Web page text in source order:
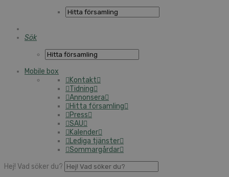
Sök
Mobile box
Kontakt
Tidning
Annonsera
Hitta församling
Press
SAU
Kalender
Lediga tjänster
Sommargårdar
Hej! Vad söker du?